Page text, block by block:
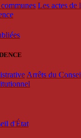
Les actes de
Arrêts du
d'État